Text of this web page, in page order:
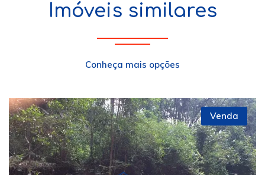
Imóveis similares
Conheça mais opções
Venda